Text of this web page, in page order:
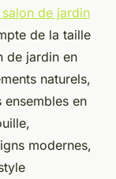
de jardin
de la taille
de jardin en
naturels,
en
modernes,